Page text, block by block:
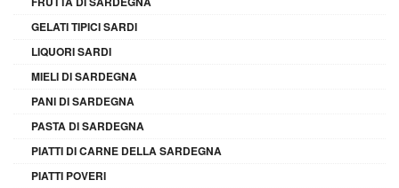
GELATI TIPICI SARDI
LIQUORI SARDI
MIELI DI SARDEGNA
PANI DI SARDEGNA
PASTA DI SARDEGNA
PIATTI DI CARNE DELLA SARDEGNA
PIATTI POVERI